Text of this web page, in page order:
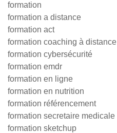
formation
formation a distance
formation act
formation coaching à distance
formation cybersécurité
formation emdr
formation en ligne
formation en nutrition
formation référencement
formation secretaire medicale
formation sketchup